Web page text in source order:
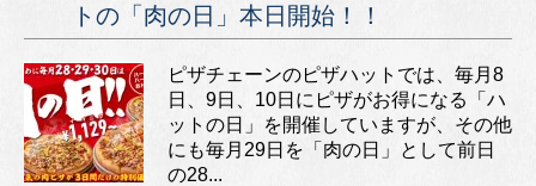
トの「肉の日」本日開始！！
ピザチェーンのピザハットでは、毎月8
日、9日、10日にピザがお得になる「ハ
ットの日」を開催していますが、その他
にも毎月29日を「肉の日」として前日
の28...